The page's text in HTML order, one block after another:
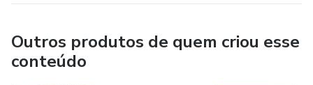
Outros produtos de quem criou esse
conteúdo